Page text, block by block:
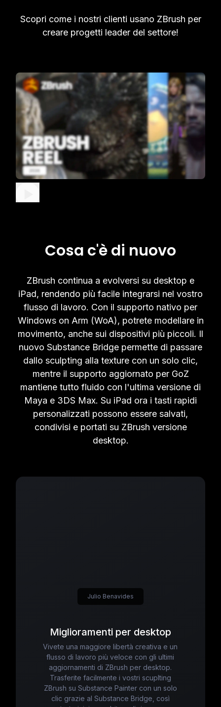
Scopri come i nostri clienti usano ZBrush per
creare progetti leader del settore!
Cosa c'è di nuovo
ZBrush continua a evolversi su desktop e
iPad, rendendo più facile integrarsi nel vostro
flusso di lavoro. Con il supporto nativo per
Windows on Arm (WoA), potrete modellare in
movimento, anche sui dispositivi più piccoli. Il
nuovo Substance Bridge permette di passare
dallo sculpting alla texture con un solo clic,
mentre il supporto aggiornato per GoZ
mantiene tutto fluido con l'ultima versione di
Maya e 3DS Max. Su iPad ora i tasti rapidi
personalizzati possono essere salvati,
condivisi e portati su ZBrush versione
desktop.
Miglioramenti per desktop
Vivete una maggiore libertà creativa e un
flusso di lavoro più veloce con gli ultimi
aggiornamenti di ZBrush per desktop.
Trasferite facilmente i vostri scuplting
ZBrush su Substance Painter con un solo
clic grazie al Substance Bridge, così
Julio Benavides